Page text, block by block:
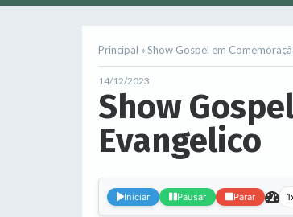
Principal »Show Gospel em
14/12/2023
Show
Evangelico
Iniciar Pausar Parar